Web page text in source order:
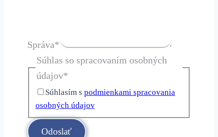
Správa*
Súhlas so spracovaním osobných
údajov*
Súhlasím s podmienkami spracovania
osobných údajov
Odoslať